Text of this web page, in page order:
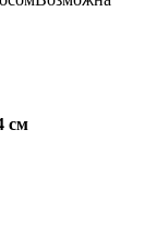
см